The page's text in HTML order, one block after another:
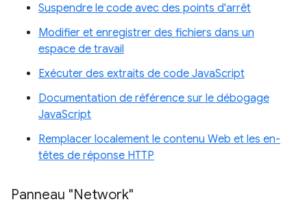
Suspendre le code avec des points d'arrêt
Modifier et enregistrer des fichiers dans un
espace de travail
Exécuter des extraits de code JavaScript
Documentation de référence sur le débogage
JavaScript
Remplacer localement le contenu Web et les en-
têtes de réponse HTTP
Panneau "Network"